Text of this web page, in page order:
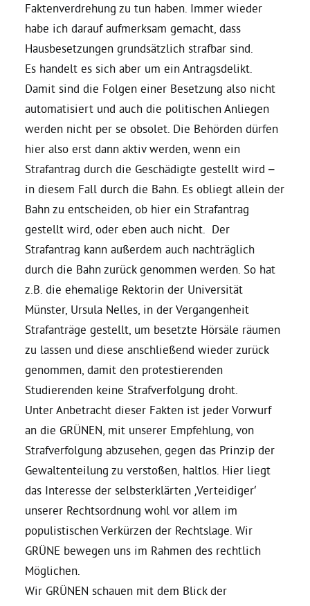
Aktiv werden
Termine
Arbeitsgruppen
Mitglied werden
Kommunalpolitik
Engagement-Sprechstunde
Grüne Jugend
CampusGrün
Aktuelles
Termine
Kontakt
Faktenverdrehung zu tun haben. Immer wieder
habe ich darauf aufmerksam gemacht, dass
Hausbesetzungen grundsätzlich strafbar sind.
Es handelt es sich aber um ein Antragsdelikt.
Damit sind die Folgen einer Besetzung also nicht
automatisiert und auch die politischen Anliegen
werden nicht per se obsolet. Die Behörden dürfen
hier also erst dann aktiv werden, wenn ein
Strafantrag durch die Geschädigte gestellt wird –
in diesem Fall durch die Bahn. Es obliegt allein der
Bahn zu entscheiden, ob hier ein Strafantrag
gestellt wird, oder eben auch nicht.
Der
Strafantrag kann außerdem auch nachträglich
durch die Bahn zurück genommen werden. So hat
z.B. die ehemalige Rektorin der Universität
Münster, Ursula Nelles, in der Vergangenheit
Strafanträge gestellt, um besetzte Hörsäle räumen
zu lassen und diese anschließend wieder zurück
genommen, damit den protestierenden
Studierenden keine Strafverfolgung droht.
Unter Anbetracht dieser Fakten ist jeder Vorwurf
an die GRÜNEN, mit unserer Empfehlung, von
Strafverfolgung abzusehen, gegen das Prinzip der
Gewaltenteilung zu verstoßen, haltlos. Hier liegt
das Interesse der selbsterklärten ‚Verteidiger‘
unserer Rechtsordnung wohl vor allem im
populistischen Verkürzen der Rechtslage. Wir
GRÜNE bewegen uns im Rahmen des rechtlich
Möglichen.
Wir GRÜNEN schauen mit dem Blick der